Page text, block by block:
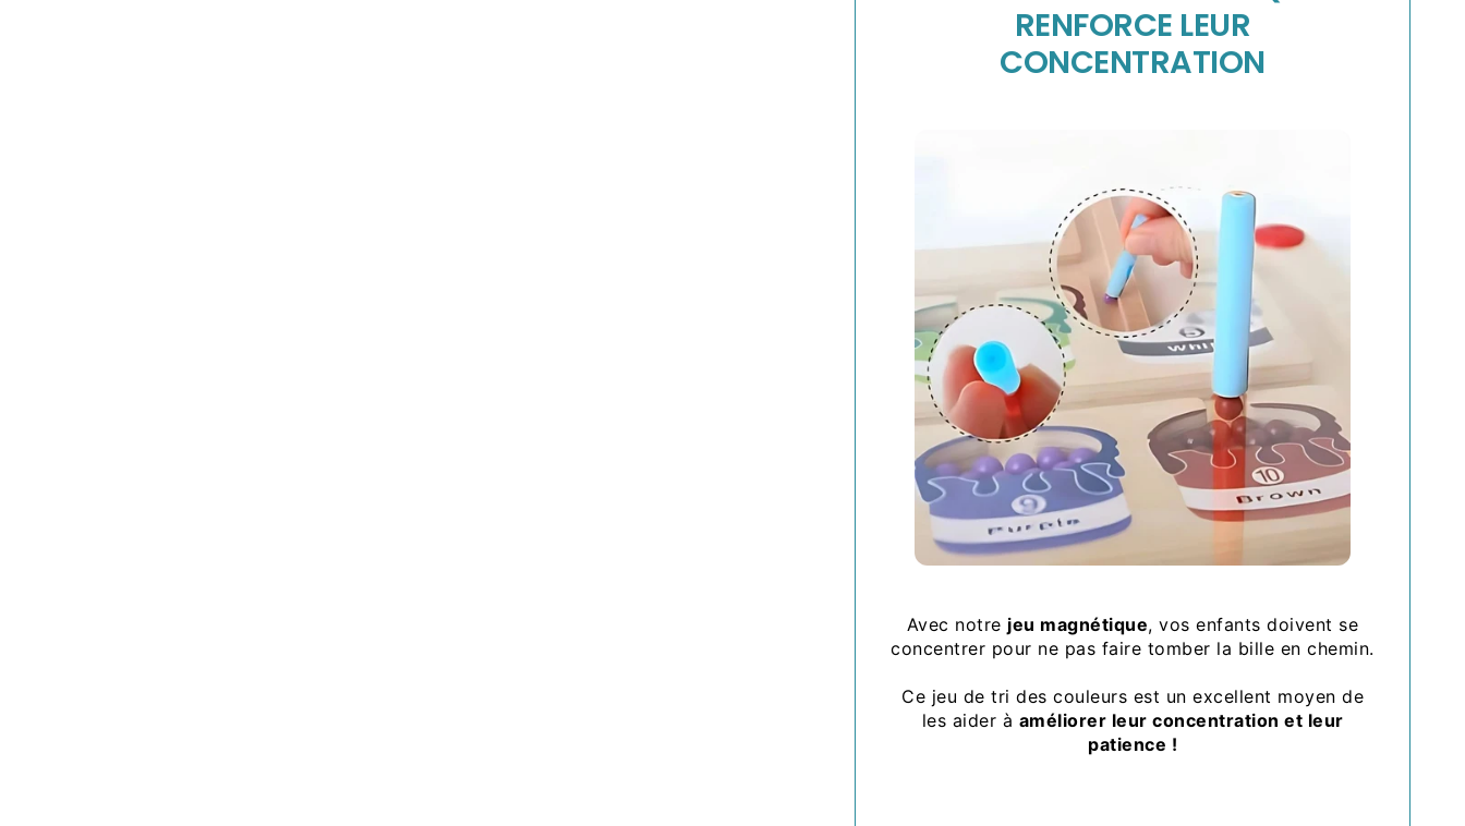
RENFORCE LEUR
CONCENTRATION
Avec notre jeu magnétique, vos enfants doivent se
concentrer pour ne pas faire tomber la bille en chemin.
Ce jeu de tri des couleurs est un excellent moyen de
les aider à améliorer leur concentration et leur
patience !